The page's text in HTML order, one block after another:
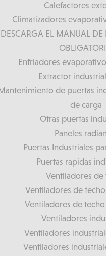
Calefactores
Climatizadores
DESCARGA EL MANUAL
Enfriadores
Extractor
de puertas
de carga
Otras puertas
Paneles
Puertas Industriales
Puertas rapidas
Ventiladores de
Ventiladores de
Ventiladores de
Ventiladores
Ventiladores
Ventiladores